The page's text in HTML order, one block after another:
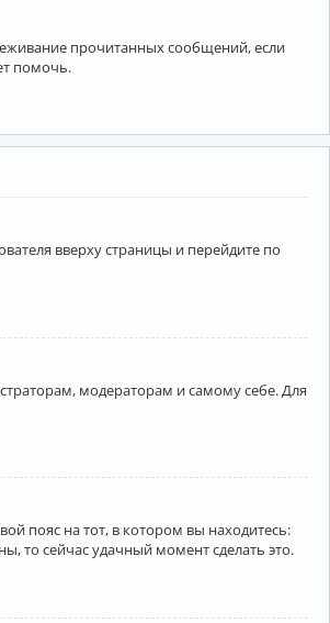
прочитанных сообщений, если
помочь.
вверху страницы и перейдите по
модераторам и самому себе. Для
пояс на тот, в котором вы находитесь:
то сейчас удачный момент сделать это.